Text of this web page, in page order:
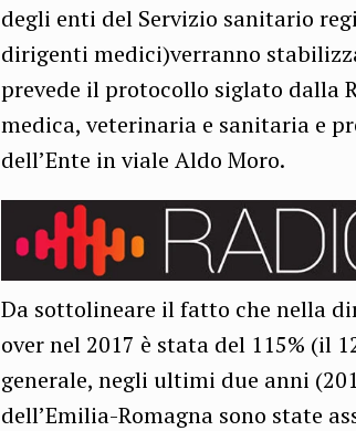
degli enti del Servizio sanitario
dirigenti medici)verranno
prevede il protocollo siglato dalla
medica, veterinaria e sanitaria e
dell’Ente in viale Aldo Moro.
Da sottolineare il fatto che nella
over nel 2017 è stata del 115% (il
generale, negli ultimi due anni
dell’Emilia-Romagna sono state